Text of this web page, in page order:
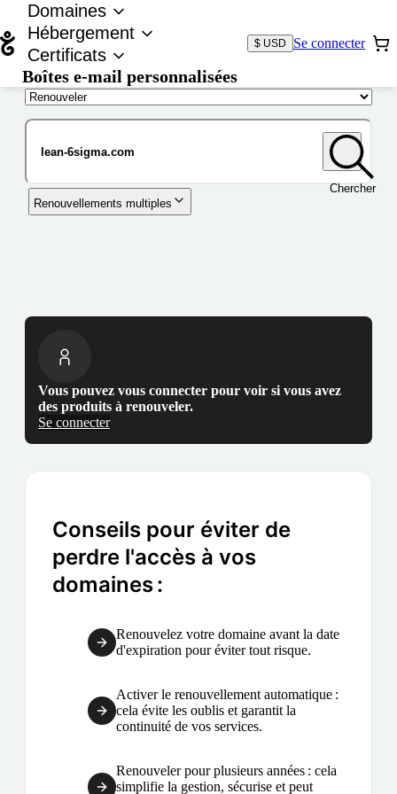
Domaines
Hébergement
Certificats
Boîtes e-mail personnalisées
$ USD Se connecter
Chercher
Renouvellements multiples
Vous pouvez vous connecter pour voir si vous avez
des produits à renouveler.
Se connecter
Conseils pour éviter de
perdre l'accès à vos
domaines :
Renouvelez votre domaine avant la date
d'expiration pour éviter tout risque.
Activer le renouvellement automatique :
cela évite les oublis et garantit la
continuité de vos services.
Renouveler pour plusieurs années : cela
simplifie la gestion, sécurise et peut